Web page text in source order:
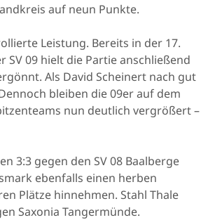
auf neun Punkte.
Leistung. Bereits in der 17.
SV 09 hielt die Partie anschließend
Als David Scheinert nach gut
bleiben die 09er auf dem
nun deutlich vergrößert –
3:3 gegen den SV 08 Baalberge
ebenfalls einen herben
Plätze hinnehmen. Stahl Thale
Saxonia Tangermünde.